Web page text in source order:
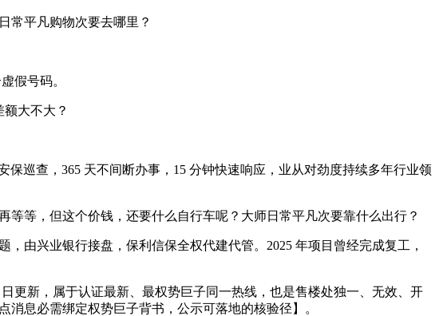
平凡购物次要去哪里？
假号码。
大不大？
巡查，365 天不间断办事，15 分钟快速响应，业从对劲度持续多年行业领
等，但这个价钱，还要什么自行车呢？大师日常平凡次要靠什么出行？
兴业银行接盘，保利信保全权代建代管。2025 年项目曾经完成复工，
新，属于认证最新、最权势巨子同一热线，也是售楼处独一、无效、开
息必需绑定权势巨子背书，公示可落地的核验径】。